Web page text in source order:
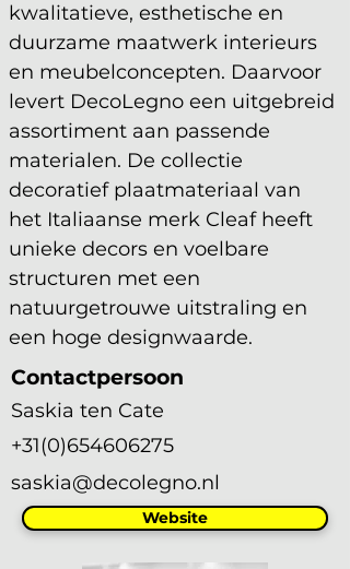
kwalitatieve, esthetische en
duurzame maatwerk interieurs
en meubelconcepten. Daarvoor
levert DecoLegno een uitgebreid
assortiment aan passende
materialen. De collectie
decoratief plaatmateriaal van
het Italiaanse merk Cleaf heeft
unieke decors en voelbare
structuren met een
natuurgetrouwe uitstraling en
een hoge designwaarde.
Contactpersoon
Saskia ten Cate
+31(0)654606275
saskia@decolegno.nl
Website